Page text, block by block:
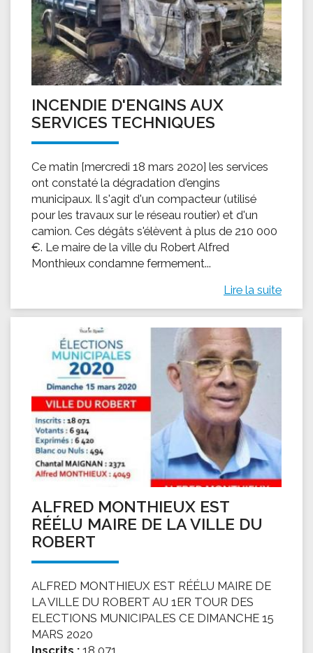
INCENDIE D'ENGINS AUX
SERVICES TECHNIQUES
Ce matin [mercredi 18 mars 2020] les services
ont constaté la dégradation d'engins
municipaux. Il s'agit d'un compacteur (utilisé
pour les travaux sur le réseau routier) et d'un
camion. Ces dégâts s'élèvent à plus de 210 000
€. Le maire de la ville du Robert Alfred
Monthieux condamne fermement...
Lire la suite
ALFRED MONTHIEUX EST
RÉÉLU MAIRE DE LA VILLE DU
ROBERT
ALFRED MONTHIEUX EST RÉÉLU MAIRE DE
LA VILLE DU ROBERT AU 1ER TOUR DES
ELECTIONS MUNICIPALES CE DIMANCHE 15
MARS 2020
Inscrits : 18 071